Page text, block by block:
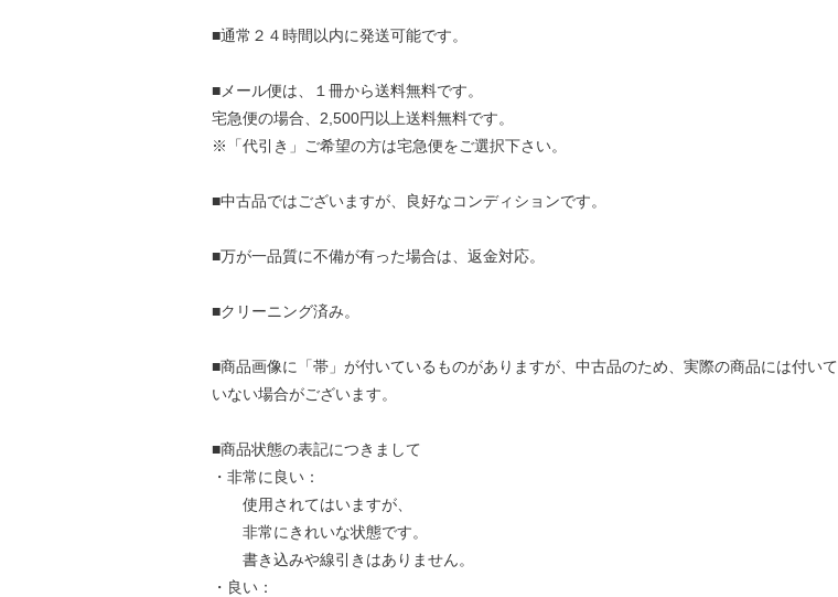
■通常２４時間以内に発送可能です。
■メール便は、１冊から送料無料です。
宅急便の場合、2,500円以上送料無料です。
※「代引き」ご希望の方は宅急便をご選択下さい。
■中古品ではございますが、良好なコンディションです。
■万が一品質に不備が有った場合は、返金対応。
■クリーニング済み。
■商品画像に「帯」が付いているものがありますが、中古品のため、実際の商品には付いて
いない場合がございます。
■商品状態の表記につきまして
・非常に良い：
使用されてはいますが、
非常にきれいな状態です。
書き込みや線引きはありません。
・良い：